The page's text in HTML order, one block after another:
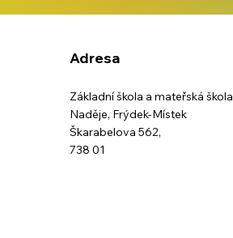
Barvy, fantazie a prožitek
Adresa
Základní škola a mateřská škola
Naděje, Frýdek-Místek
Škarabelova 562,
738 01